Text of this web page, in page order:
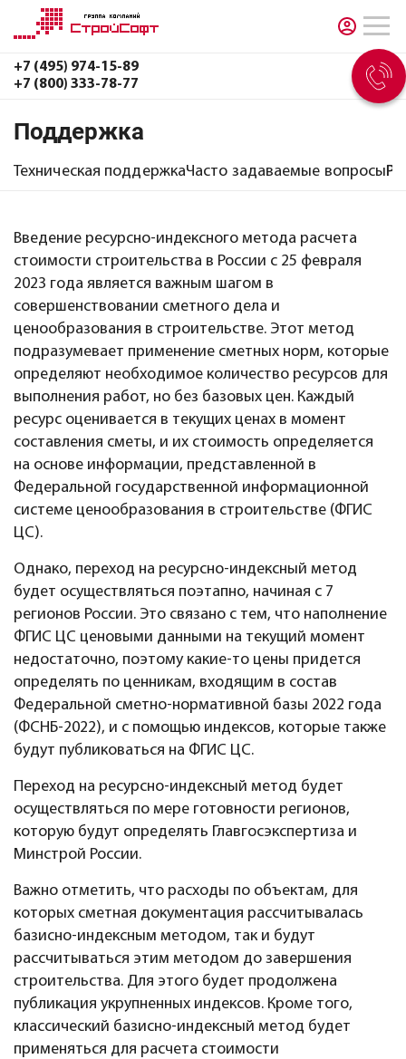
+7 (495) 974-15-89
+7 (800) 333-78-77
Поддержка
Техническая поддержкаЧасто задаваемые вопросы
Введение ресурсно-индексного метода расчета
стоимости строительства в России с 25 февраля
2023 года является важным шагом в
совершенствовании сметного дела и
ценообразования в строительстве. Этот метод
подразумевает применение сметных норм, которые
определяют необходимое количество ресурсов для
выполнения работ, но без базовых цен. Каждый
ресурс оценивается в текущих ценах в момент
составления сметы, и их стоимость определяется
на основе информации, представленной в
Федеральной государственной информационной
системе ценообразования в строительстве (ФГИС
ЦС).
Однако, переход на ресурсно-индексный метод
будет осуществляться поэтапно, начиная с 7
регионов России. Это связано с тем, что наполнение
ФГИС ЦС ценовыми данными на текущий момент
недостаточно, поэтому какие-то цены придется
определять по ценникам, входящим в состав
Федеральной сметно-нормативной базы 2022 года
(ФСНБ-2022), и с помощью индексов, которые также
будут публиковаться на ФГИС ЦС.
Переход на ресурсно-индексный метод будет
осуществляться по мере готовности регионов,
которую будут определять Главгосэкспертиза и
Минстрой России.
Важно отметить, что расходы по объектам, для
которых сметная документация рассчитывалась
базисно-индексным методом, так и будут
рассчитываться этим методом до завершения
строительства. Для этого будет продолжена
публикация укрупненных индексов. Кроме того,
классический базисно-индексный метод будет
применяться для расчета стоимости